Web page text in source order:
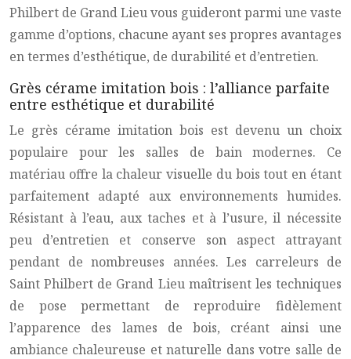
Philbert de Grand Lieu vous guideront parmi une vaste
gamme d’options, chacune ayant ses propres avantages
en termes d’esthétique, de durabilité et d’entretien.
Grès cérame imitation bois : l’alliance parfaite
entre esthétique et durabilité
Le grès cérame imitation bois est devenu un choix
populaire pour les salles de bain modernes. Ce
matériau offre la chaleur visuelle du bois tout en étant
parfaitement adapté aux environnements humides.
Résistant à l’eau, aux taches et à l’usure, il nécessite
peu d’entretien et conserve son aspect attrayant
pendant de nombreuses années. Les carreleurs de
Saint Philbert de Grand Lieu maîtrisent les techniques
de pose permettant de reproduire fidèlement
l’apparence des lames de bois, créant ainsi une
ambiance chaleureuse et naturelle dans votre salle de